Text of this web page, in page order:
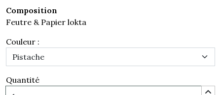
Composition
Feutre & Papier lokta
Couleur :
Quantité